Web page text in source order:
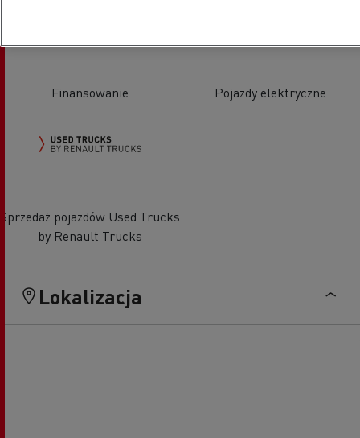
Finansowanie Pojazdy elektryczne
Sprzedaż pojazdów Used Trucks
by Renault Trucks
Lokalizacja